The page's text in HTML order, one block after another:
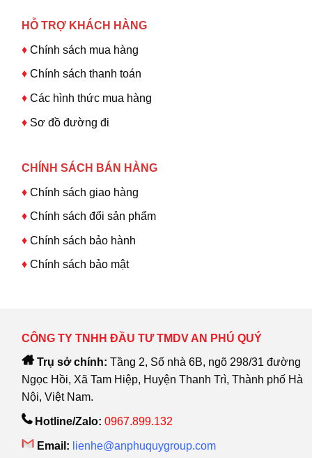
HỖ TRỢ KHÁCH HÀNG
♦Chính sách mua hàng
♦ Chính sách thanh toán
♦ Các hình thức mua hàng
♦ Sơ đồ đường đi
CHÍNH SÁCH BÁN HÀNG
♦ Chính sách giao hàng
♦ Chính sách đổi sản phẩm
♦ Chính sách bảo hành
♦ Chính sách bảo mật
CÔNG TY TNHH ĐẦU TƯ TMDV AN PHÚ QUÝ
Trụ sở chính: Tầng 2, Số nhà 6B, ngõ 298/31 đường
Ngọc Hồi, Xã Tam Hiệp, Huyện Thanh Trì, Thành phố Hà
Nội, Việt Nam.
Hotline/Zalo: 0967.899.132
Email: lienhe@anphuquygroup.com